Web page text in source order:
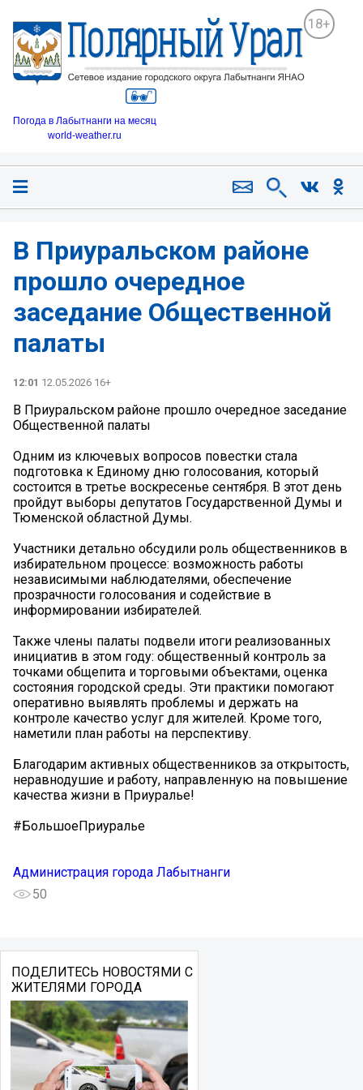
18+
Погода в Лабытнанги на месяц
world-weather.ru
В Приуральском районе
прошло очередное
заседание Общественной
палаты
12:01 12.05.2026 16+
В Приуральском районе прошло очередное заседание
Общественной палаты
Одним из ключевых вопросов повестки стала
подготовка к Единому дню голосования, который
состоится в третье воскресенье сентября. В этот день
пройдут выборы депутатов Государственной Думы и
Тюменской областной Думы.
Участники детально обсудили роль общественников в
избирательном процессе: возможность работы
независимыми наблюдателями, обеспечение
прозрачности голосования и содействие в
информировании избирателей.
Также члены палаты подвели итоги реализованных
инициатив в этом году: общественный контроль за
точками общепита и торговыми объектами, оценка
состояния городской среды. Эти практики помогают
оперативно выявлять проблемы и держать на
контроле качество услуг для жителей. Кроме того,
наметили план работы на перспективу.
Благодарим активных общественников за открытость,
неравнодушие и работу, направленную на повышение
качества жизни в Приуралье!
#БольшоеПриуралье
Администрация города Лабытнанги
50
ПОДЕЛИТЕСЬ НОВОСТЯМИ С
ЖИТЕЛЯМИ ГОРОДА